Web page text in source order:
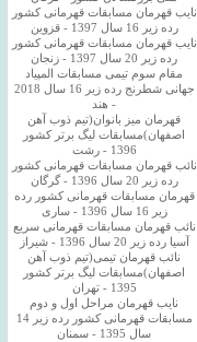
نایب قهرمان مسابقات قهرمانی کشور
رده زیر 16 سال 1397 - قزوین
نایب قهرمان مسابقات قهرمانی کشور
رده زیر 20 سال 1397 - زنجان
مقام سوم تیمی مسابقات المپیاد
جهانی شطرنج رده زیر 16 سال 2018
- هند
قهرمان میز بانوان(تیم ذوب آهن
اصفهان)مسابقات لیگ برتر کشور
1396 - رشت
نائب قهرمان مسابقات قهرمانی کشور
رده زیر 20 سال 1396 - گرگان
قهرمان مسابقات قهرمانی کشور رده
زیر 16 سال 1396 - ساری
نائب قهرمان مسابقات قهرمانی سریع
آسیا رده زیر 20 سال 1396 - شیراز
نائب قهرمان تیمی(تیم ذوب آهن
اصفهان)مسابقات لیگ برتر کشور
1395 - تهران
نایب قهرمان مراحل اول و دوم
مسابقات قهرمانی کشور رده زیر 14
سال 1395 - سمنان